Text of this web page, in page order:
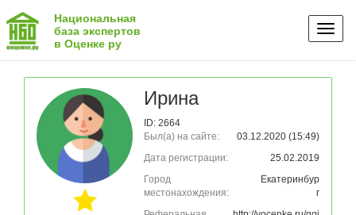
Национальная
база экспертов
в Оценке ру
Ирина
ID: 2664
Был(а) на сайте:
03.12.2020 (15:49)
Дата регистрации:
25.02.2019
Город
местонахождения:
Екатеринбур
г